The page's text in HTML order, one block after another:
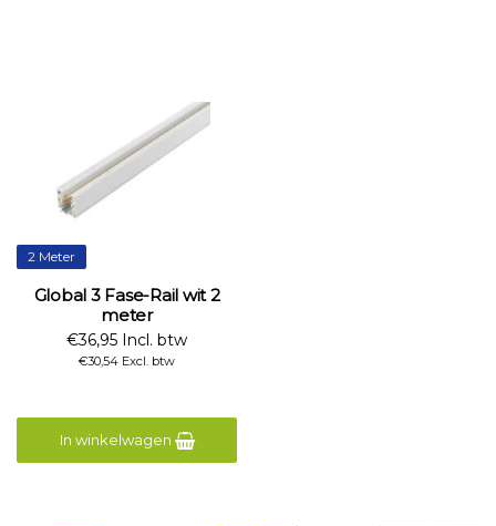
2 Meter
Global 3 Fase-Rail wit 2
meter
€36,95 Incl. btw
€30,54 Excl. btw
In winkelwagen